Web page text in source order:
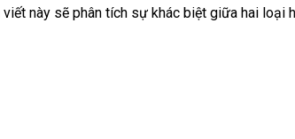
này sẽ phân tích sự khác biệt giữa hai loại